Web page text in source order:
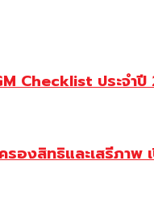
Checklist ประจ
องสิทธิและเสรีภา